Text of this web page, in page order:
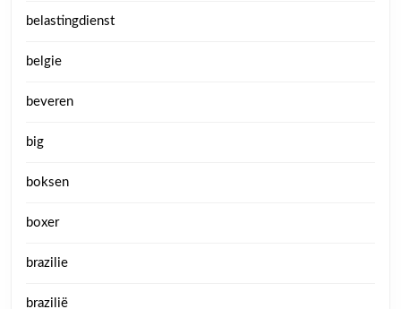
belastingdienst
belgie
beveren
big
boksen
boxer
brazilie
brazilië